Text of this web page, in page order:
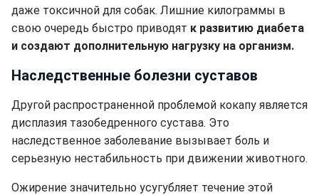
даже токсичной для собак. Лишние килограммы в
свою очередь быстро приводят к развитию диабета
и создают дополнительную нагрузку на организм.
Наследственные болезни суставов
Другой распространенной проблемой кокапу является
дисплазия тазобедренного сустава. Это
наследственное заболевание вызывает боль и
серьезную нестабильность при движении животного.
Ожирение значительно усугубляет течение этой